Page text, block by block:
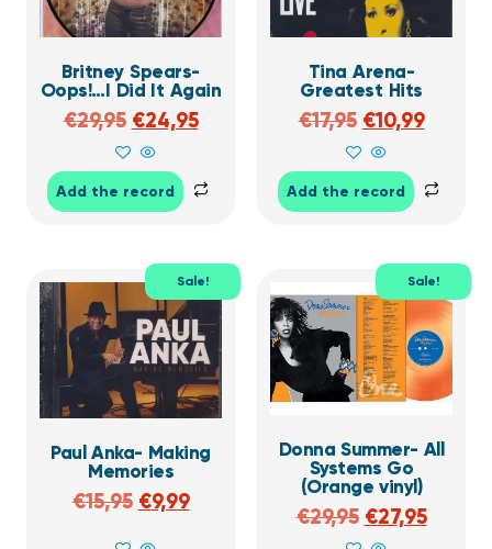
Britney Spears-
Oops!…I Did It Again
€29,95 €24,95
Add the record
Tina Arena-
Greatest Hits
€17,95 €10,99
Add the record
Sale!
Paul Anka- Making
Memories
€15,95 €9,99
Sale!
Donna Summer- All
Systems Go
(Orange vinyl)
€29,95 €27,95